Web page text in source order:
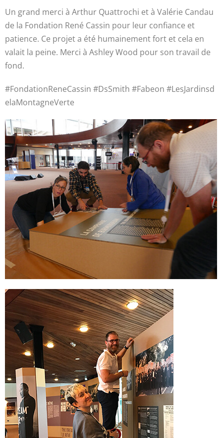
Un grand merci à Arthur Quattrochi et à Valérie Candau
de la Fondation René Cassin pour leur confiance et
patience. Ce projet a été humainement fort et cela en
valait la peine. Merci à Ashley Wood pour son travail de
fond.
#FondationReneCassin #DsSmith #Fabeon #LesJardinsd
elaMontagneVerte